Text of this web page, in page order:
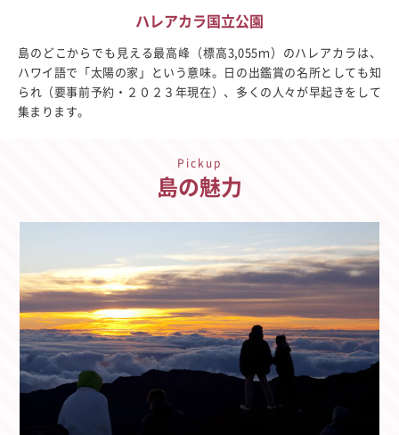
ハレアカラ国立公園
島のどこからでも見える最高峰（標高3,055ｍ）のハレアカラは、
ハワイ語で「太陽の家」という意味。日の出鑑賞の名所としても知
られ（要事前予約・２０２３年現在）、多くの人々が早起きをして
集まります。
Pickup
島の魅力